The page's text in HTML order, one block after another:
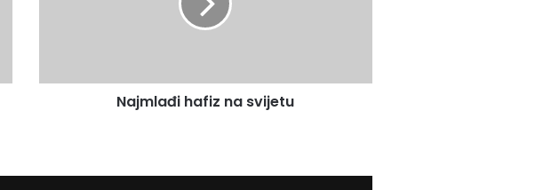
h
n
Najmlađi hafiz na svijetu